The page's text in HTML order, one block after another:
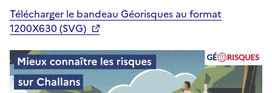
Télécharger le bandeau Géorisques au format
1200X630 (SVG)